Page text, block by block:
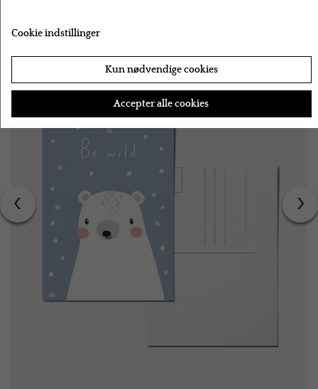
RELATEREDE PRODUKTER
‹ ›
Cookie indstillinger
Kun nødvendige cookies
Accepter alle cookies